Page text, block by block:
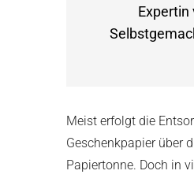
Expertin
Meist erfolgt die
Geschenkpapier über
Papiertonne. Doch in